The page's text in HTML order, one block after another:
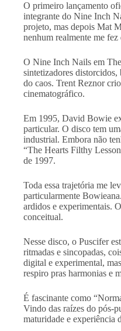
O primeiro lançamento
integrante do Nine Inch
projeto, mas depois Mat
nenhum realmente me
O Nine Inch Nails em
sintetizadores distorcidos,
do caos. Trent Reznor
cinematográfico.
Em 1995, David Bowie
particular. O disco tem
industrial. Embora não
“The Hearts Filthy
de 1997.
Toda essa trajetória me
particularmente
ardidos e experimentais.
conceitual.
Nesse disco, o Puscifer
ritmadas e sincopadas,
digital e experimental,
respiro pras harmonias e
É fascinante como
Vindo das raízes do pós-
maturidade e experiência